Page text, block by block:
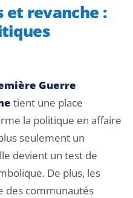
et revanche :
Guerre
tient une place
la politique en affaire
seulement un
devient un test de
De plus, les
des communautés